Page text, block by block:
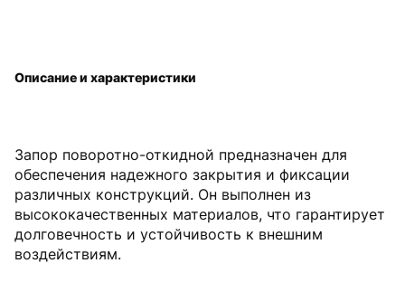
Запор поворотно-откидной предназначен для
обеспечения надежного закрытия и фиксации
различных конструкций. Он выполнен из
высококачественных материалов, что гарантирует
долговечность и устойчивость к внешним
воздействиям.
Описание и характеристики